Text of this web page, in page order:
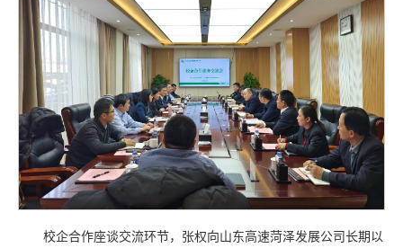
校企合作座谈交流环节，张权向山东高速菏泽发展公司长期以